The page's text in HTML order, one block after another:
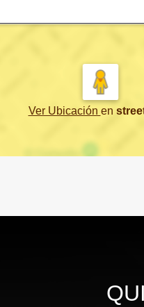
Ver Ubicación en